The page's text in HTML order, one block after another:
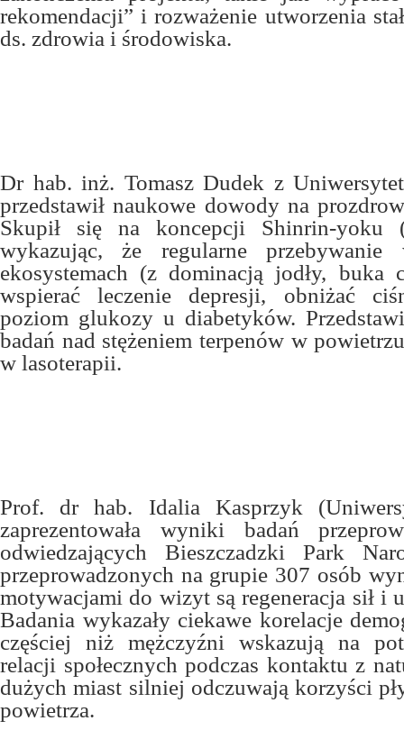
rekomendacji” i rozważenie utworzenia
ds. zdrowia i środowiska.
Dr hab. inż. Tomasz Dudek z
przedstawił naukowe dowody na
Skupił się na koncepcji Shinrin-yoku
wykazując, że regularne przebywanie
ekosystemach (z dominacją jodły, buka
wspierać leczenie depresji, obniżać
poziom glukozy u diabetyków.
badań nad stężeniem terpenów w
w lasoterapii.
Prof. dr hab. Idalia Kasprzyk
zaprezentowała wyniki badań
odwiedzających Bieszczadzki Park
przeprowadzonych na grupie 307 osób
motywacjami do wizyt są regeneracja sił i
Badania wykazały ciekawe korelacje
częściej niż mężczyźni wskazują na
relacji społecznych podczas kontaktu z
dużych miast silniej odczuwają korzyści
powietrza.